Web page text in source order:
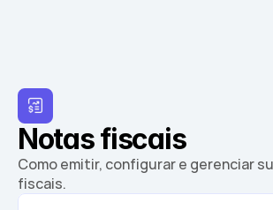
Notas fiscais
Como emitir, configurar e gerenciar
fiscais.